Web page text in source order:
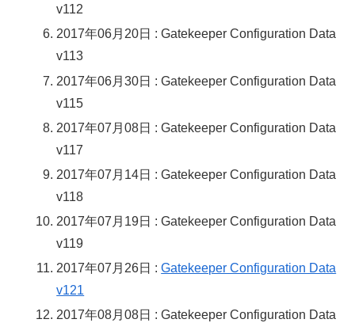
v112
2017年06月20日 : Gatekeeper Configuration Data
v113
2017年06月30日 : Gatekeeper Configuration Data
v115
2017年07月08日 : Gatekeeper Configuration Data
v117
2017年07月14日 : Gatekeeper Configuration Data
v118
2017年07月19日 : Gatekeeper Configuration Data
v119
2017年07月26日 :Gatekeeper Configuration Data
v121
2017年08月08日 : Gatekeeper Configuration Data